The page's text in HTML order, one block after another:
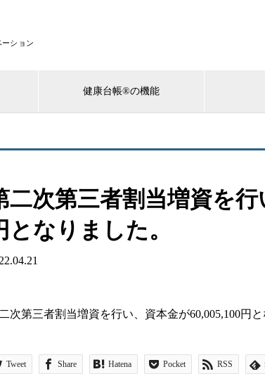
健康台帳®の機能
二次第三者割当増資を行
となりました。
次第三者割当増資を行い、資本金が60,005,100円と
Tweet Share Hatena Pocket RSS